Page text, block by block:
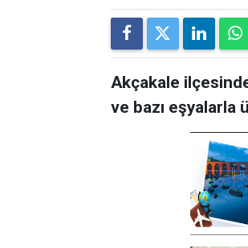
Akçakale
ve bazı eşyalarla